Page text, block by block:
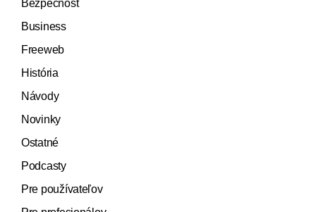
Bezpečnosť
Business
Freeweb
História
Návody
Novinky
Ostatné
Podcasty
Pre používateľov